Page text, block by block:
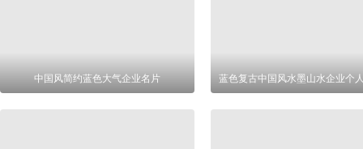
中国风简约蓝色大气企业名片